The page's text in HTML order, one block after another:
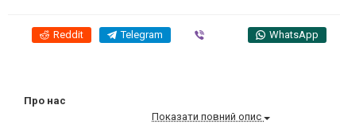
Reddit Telegram WhatsApp
Про нас
Показати повний опис